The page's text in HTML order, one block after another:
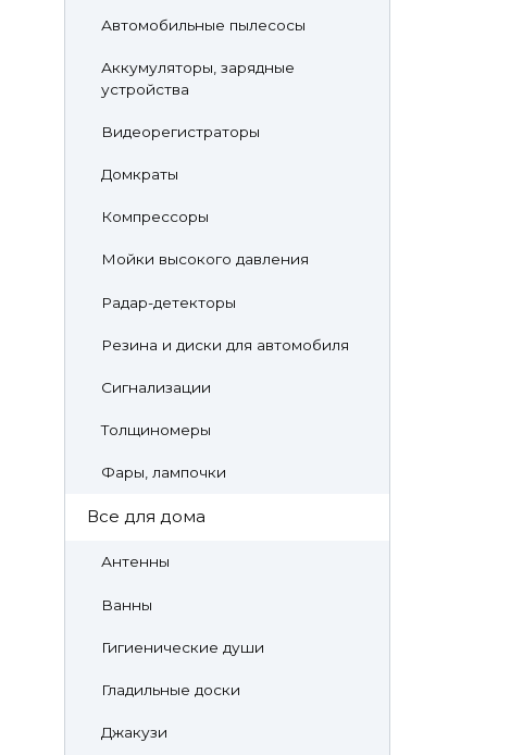
Автомобильные пылесосы
Аккумуляторы, зарядные
устройства
Видеорегистраторы
Домкраты
Компрессоры
Мойки высокого давления
Радар-детекторы
Резина и диски для автомобиля
Сигнализации
Толщиномеры
Фары, лампочки
Все для дома
Антенны
Ванны
Гигиенические души
Гладильные доски
Джакузи